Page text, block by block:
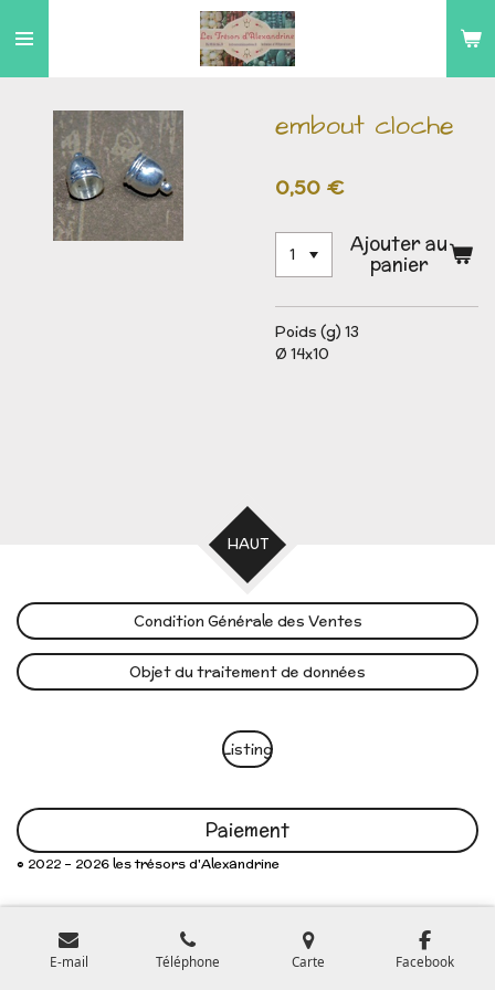
au
embout cloche
0,50 €
Ajouter au
panier
Poids (g) 13
Ø 14x10
HAUT
Condition Générale des Ventes
Objet du traitement de données
Listing
Paiement
© 2022 - 2026 les trésors d'Alexandrine
E-mail Téléphone Carte Facebook